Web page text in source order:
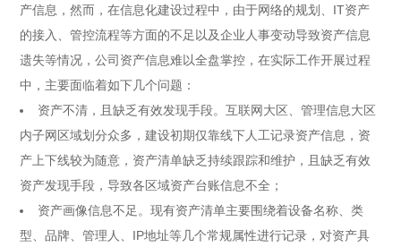
产信息，然而，在信息化建设过程中，由于网络的规划、IT资产
的接入、管控流程等方面的不足以及企业人事变动导致资产信息
遗失等情况，公司资产信息难以全盘掌控，在实际工作开展过程
中，主要面临着如下几个问题：
资产不清，且缺乏有效发现手段。互联网大区、管理信息大区
内子网区域划分众多，建设初期仅靠线下人工记录资产信息，资
产上下线较为随意，资产清单缺乏持续跟踪和维护，且缺乏有效
资产发现手段，导致各区域资产台账信息不全；
资产画像信息不足。现有资产清单主要围绕着设备名称、类
型、品牌、管理人、IP地址等几个常规属性进行记录，对资产具